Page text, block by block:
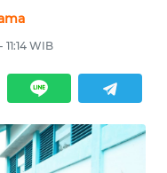
WIB